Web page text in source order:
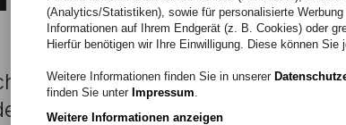
ist ganz schön viel los. Alle
Sie in der untenstehenden Liste.
(Analytics/Statistiken), sowie für personalisierte
Informationen auf Ihrem Endgerät (z. B. Cookies) oder
Hierfür benötigen wir Ihre Einwilligung. Diese können Sie
Weitere Informationen finden Sie in unserer
finden Sie unter Impressum.
Weitere Informationen anzeigen